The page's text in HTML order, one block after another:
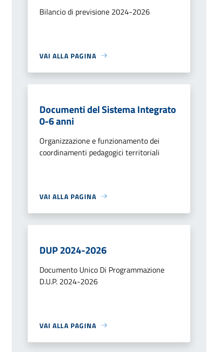
Bilancio di previsione 2024-2026
VAI ALLA PAGINA
Documenti del Sistema Integrato
0-6 anni
Organizzazione e funzionamento dei
coordinamenti pedagogici territoriali
VAI ALLA PAGINA
DUP 2024-2026
Documento Unico Di Programmazione
D.U.P. 2024-2026
VAI ALLA PAGINA